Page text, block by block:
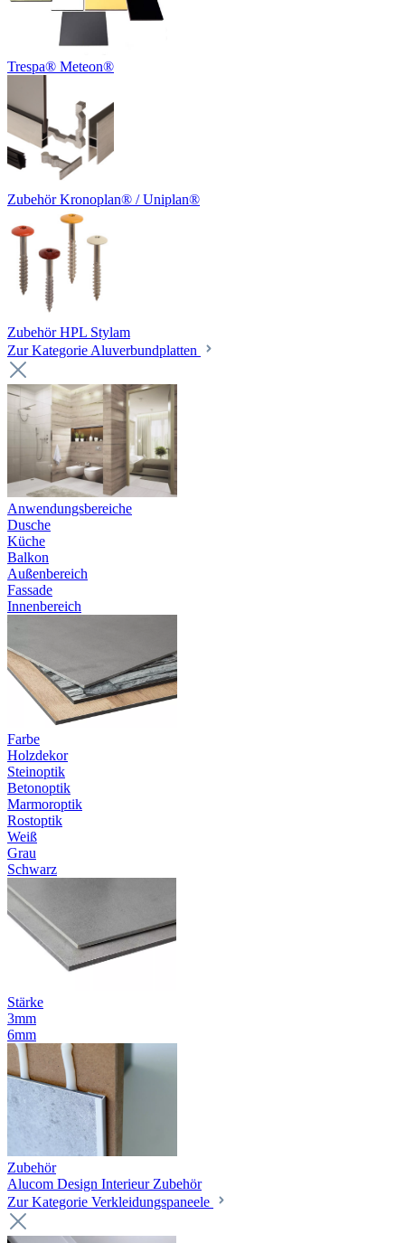
Trespa® Meteon®
Zubehör Kronoplan® / Uniplan®
Zubehör HPL Stylam
Zur Kategorie Aluverbundplatten
Anwendungsbereiche
Dusche
Küche
Balkon
Außenbereich
Fassade
Innenbereich
Farbe
Holzdekor
Steinoptik
Betonoptik
Marmoroptik
Rostoptik
Weiß
Grau
Schwarz
Stärke
3mm
6mm
Zubehör
Alucom Design Interieur Zubehör
Zur Kategorie Verkleidungspaneele